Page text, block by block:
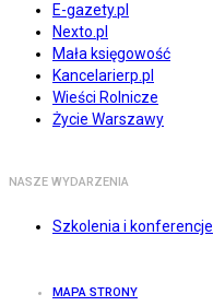
E-gazety.pl
Nexto.pl
Mała księgowość
Kancelarierp.pl
Wieści Rolnicze
Życie Warszawy
NASZE WYDARZENIA
Szkolenia i konferencje
MAPA STRONY